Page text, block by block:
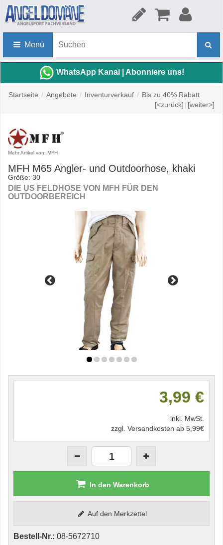
Menü
WhatsApp Kanal | Abonniere uns!
Startseite / Angebote / Inventurverkauf / Bis zu 40% Rabatt
[<zurück] | [weiter>]
Mehr Artikel von: MFH
MFH M65 Angler- und Outdoorhose, khaki
Größe: 30
DIE US FELDHOSE VON MFH FÜR DEN
OUTDOORBEREICH
3,99 €
inkl. MwSt.
zzgl. Versandkosten ab 5,99€
In den Warenkorb
Auf den Merkzettel
Bestell-Nr.: 08-5672710